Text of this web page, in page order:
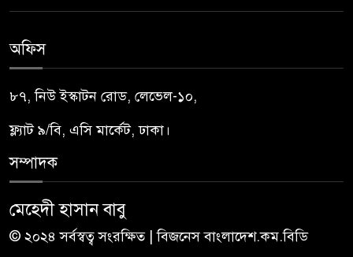
অফিস
৮৭, নিউ ইস্কাটন রোড, লেভেল-১০,
ফ্ল্যাট ৯/বি, এসি মার্কেট, ঢাকা।
সম্পাদক
মেহেদী হাসান বাবু
© ২০২৪ সর্বস্বত্ব সংরক্ষিত | বিজনেস বাংলাদেশ.কম.বিডি